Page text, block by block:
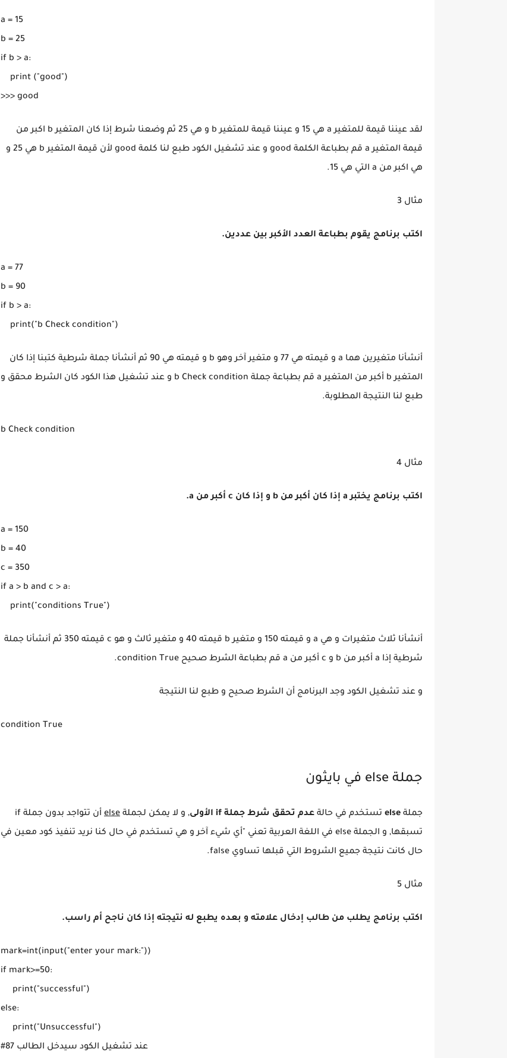
a = 15
b = 25
if b > a:
    print ("good")
لقد عيننا قيمة للمتغير a هي 15 و عيننا قيمة للمتغير b و هي 25 ثم وضعنا شرط إذا كان المتغير b اكبر من
قيمة المتغير a قم بطباعة الكلمة good و عند تشغيل الكود طبع لنا كلمة good لأن قيمة المتغير b هي 25 و
هي اكبر من a التي هي 15.
مثال 3
اكتب برنامج يقوم بطباعة العدد الأكبر بين عددين.
a = 77
b = 90
if b > a:
أنشأنا متغيرين هما a و قيمته هي 77 و متغير آخر وهو b و قيمته هي 90 ثم أنشأنا جملة شرطية كتبنا إذا كان
المتغير b أكبر من المتغير a قم بطباعة جملة b Check condition و عند تشغيل هذا الكود كان الشرط محقق و
طبع لنا النتيجة المطلوبة.
مثال 4
اكتب برنامج يختبر a إذا كان أكبر من b و إذا كان c أكبر من a.
a = 150
b = 40
c = 350
if a > b and c > a:
أنشأنا ثلاث متغيرات و هي a و قيمته 150 و متغير b قيمته 40 و متغير ثالث و هو c قيمته 350 ثم أنشأنا جملة
شرطية إذا a أكبر من b و c أكبر من a قم بطباعة الشرط صحيح condition True.
و عند تشغيل الكود وجد البرنامج أن الشرط صحيح و طبع لنا النتيجة
جملة else في بايثون
جملة else تستخدم في حالة عدم تحقق شرط جملة if الأولى , و لا يمكن لجملة else
أن تتواجد بدون جملة if
تسبقها, و الجملة else في اللغة العربية تعني "أي شيء آخر و هي تستخدم في حال كنا نريد تنفيذ كود معين في
حال كانت نتيجة جميع الشروط التي قبلها تساوي false.
مثال 5
اكتب برنامج يطلب من طالب إدخال علامته و بعده يطبع له نتيجته إذا كان ناجح أم راسب.
mark=int(input("enter your mark:"))
if mark>=50:
     print("successful")
else:
     print("Unsuccessful")
#عند تشغيل الكود سيدخل الطالب 87